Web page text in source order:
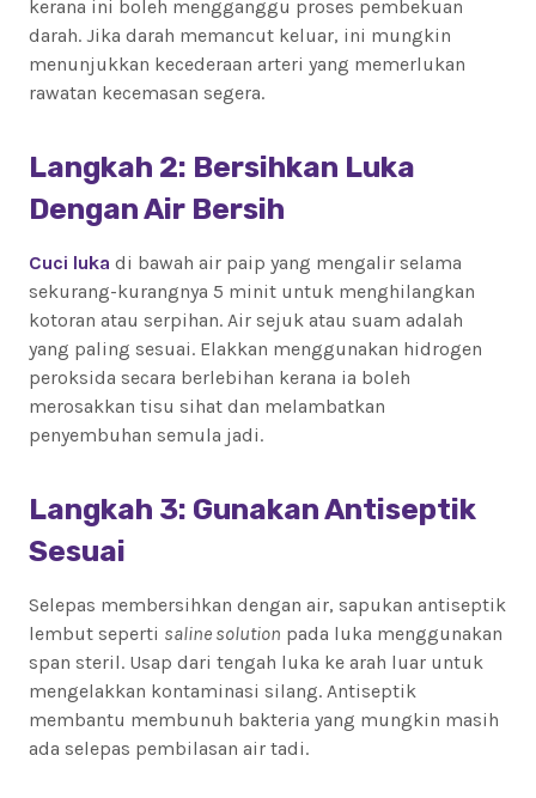
kerana ini boleh mengganggu proses pembekuan
darah. Jika darah memancut keluar, ini mungkin
menunjukkan kecederaan arteri yang memerlukan
rawatan kecemasan segera.
Langkah 2: Bersihkan Luka
Dengan Air Bersih
Cuci luka di bawah air paip yang mengalir selama
sekurang-kurangnya 5 minit untuk menghilangkan
kotoran atau serpihan. Air sejuk atau suam adalah
yang paling sesuai. Elakkan menggunakan hidrogen
peroksida secara berlebihan kerana ia boleh
merosakkan tisu sihat dan melambatkan
penyembuhan semula jadi.
Langkah 3: Gunakan Antiseptik
Sesuai
Selepas membersihkan dengan air, sapukan antiseptik
lembut seperti saline solution pada luka menggunakan
span steril. Usap dari tengah luka ke arah luar untuk
mengelakkan kontaminasi silang. Antiseptik
membantu membunuh bakteria yang mungkin masih
ada selepas pembilasan air tadi.